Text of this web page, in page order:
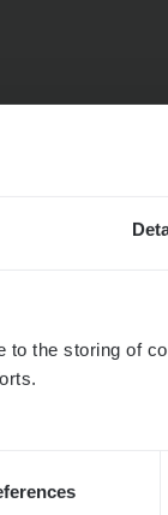
to the storing of